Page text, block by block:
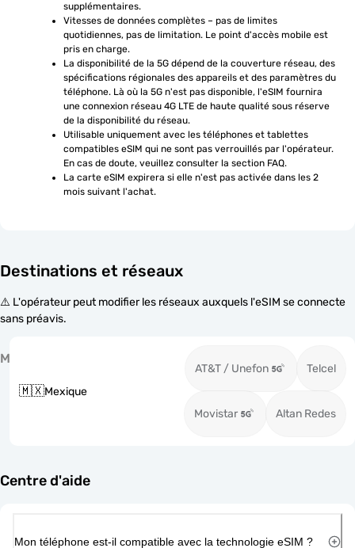
supplémentaires.
Vitesses de données complètes – pas de limites
quotidiennes, pas de limitation. Le point d'accès mobile est
pris en charge.
La disponibilité de la 5G dépend de la couverture réseau, des
spécifications régionales des appareils et des paramètres du
téléphone. Là où la 5G n'est pas disponible, l'eSIM fournira
une connexion réseau 4G LTE de haute qualité sous réserve
de la disponibilité du réseau.
Utilisable uniquement avec les téléphones et tablettes
compatibles eSIM qui ne sont pas verrouillés par l'opérateur.
En cas de doute, veuillez consulter la section FAQ.
La carte eSIM expirera si elle n'est pas activée dans les 2
mois suivant l'achat.
Destinations et réseaux
⚠️ L'opérateur peut modifier les réseaux auxquels l'eSIM se connecte
sans préavis.
M
🇲🇽Mexique
AT&T / Unefon Telcel
Movistar Altan Redes
Centre d'aide
Mon téléphone est-il compatible avec la technologie eSIM ?